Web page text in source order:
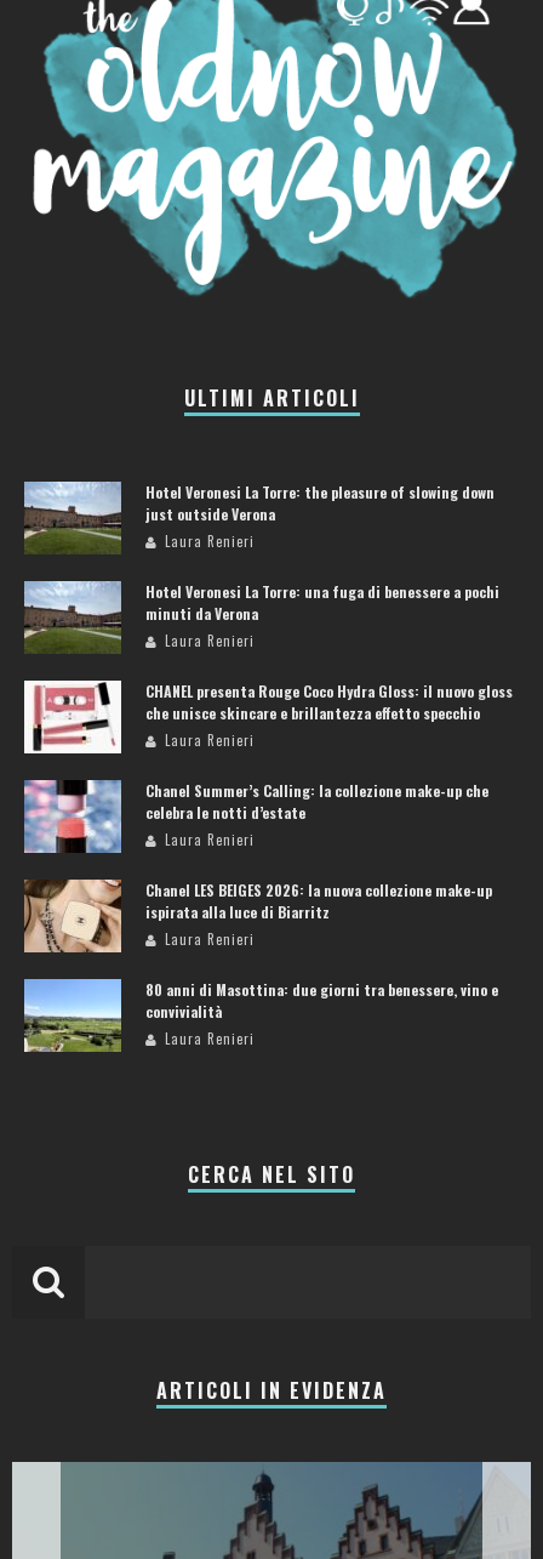
ULTIMI ARTICOLI
Hotel Veronesi La Torre: the pleasure of slowing down
just outside Verona
Laura Renieri
Hotel Veronesi La Torre: una fuga di benessere a pochi
minuti da Verona
Laura Renieri
CHANEL presenta Rouge Coco Hydra Gloss: il nuovo gloss
che unisce skincare e brillantezza effetto specchio
Laura Renieri
Chanel Summer’s Calling: la collezione make-up che
celebra le notti d’estate
Laura Renieri
Chanel LES BEIGES 2026: la nuova collezione make-up
ispirata alla luce di Biarritz
Laura Renieri
80 anni di Masottina: due giorni tra benessere, vino e
convivialità
Laura Renieri
CERCA NEL SITO
ARTICOLI IN EVIDENZA